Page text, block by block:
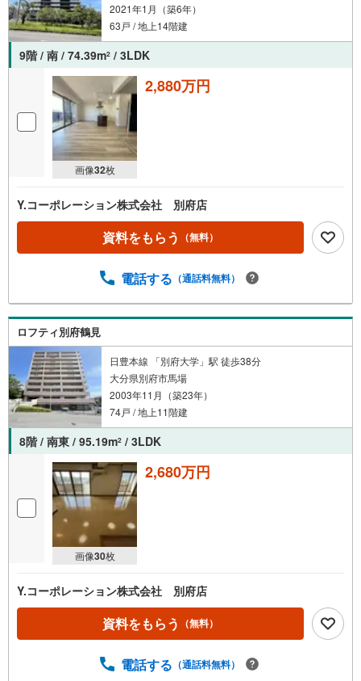
2021年1月（築6年）
63戸 / 地上14階建
9階 / 南 / 74.39m2 / 3LDK
画像32枚
2,880万円
Y.コーポレーション株式会社 別府店
資料をもらう （無料）
電話する （通話料無料）
ロフティ別府鶴見
日豊本線 「別府大学」駅 徒歩38分
大分県別府市馬場
2003年11月（築23年）
74戸 / 地上11階建
8階 / 南東 / 95.19m2 / 3LDK
画像30枚
2,680万円
Y.コーポレーション株式会社 別府店
資料をもらう （無料）
電話する （通話料無料）